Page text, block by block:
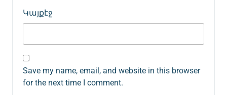
Կայքէջ
Save my name, email, and website in this browser
for the next time I comment.